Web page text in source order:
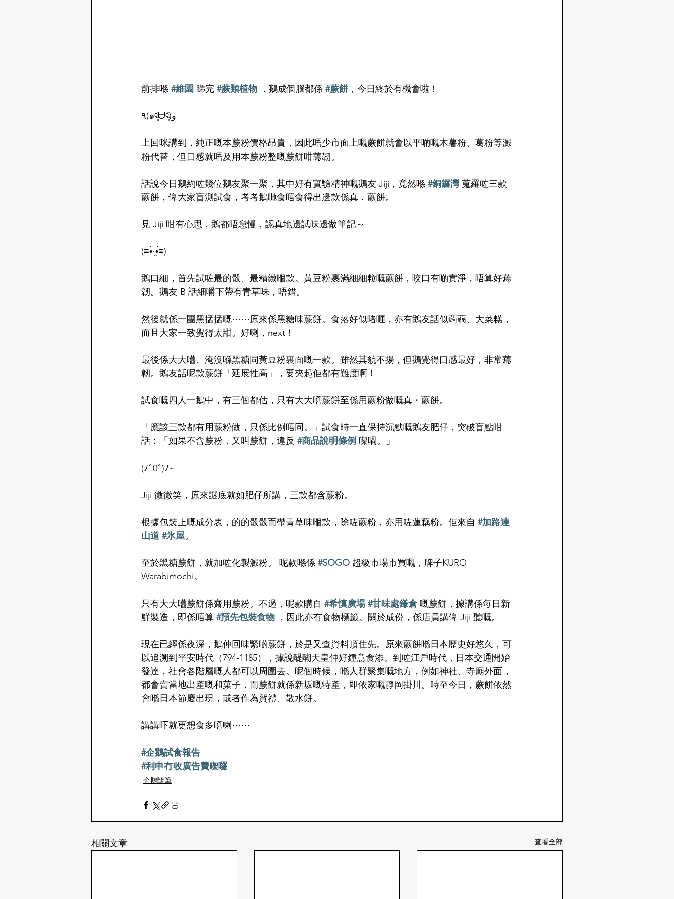
前排喺 #維園 睇完 #蕨類植物 ，鵝成個腦都係 #蕨餅 ，今日終於有機會啦！
٩(๑ᵒ̴̶͈᷄ᗨᵒ̴̶͈᷅)و
上回咪講到，純正嘅本蕨粉價格昂貴，因此唔少市面上嘅蕨餅就會以平啲嘅木薯粉、葛粉等澱
粉代替，但口感就唔及用本蕨粉整嘅蕨餅咁蔫韌。
話說今日鵝約咗幾位鵝友聚一聚，其中好有實驗精神嘅鵝友 Jiji，竟然喺 #銅鑼灣 蒐羅咗三款
蕨餅，俾大家盲測試食，考考鵝哋食唔食得出邊款係真．蕨餅。
見 Jiji 咁有心思，鵝都唔怠慢，認真地邊試味邊做筆記～
(≡•̀·̯•́≡)
鵝口細，首先試咗最的骰、最精緻嗰款。黃豆粉裹滿細細粒嘅蕨餅，咬口有啲實淨，唔算好蔫
韌。鵝友 B 話細嚼下帶有青草味，唔錯。
然後就係一團黑掹掹嘅⋯⋯原來係黑糖味蕨餅。食落好似啫喱，亦有鵝友話似蒟蒻、大菜糕，
而且大家一致覺得太甜。好喇，next！
最後係大大嚿、淹沒喺黑糖同黃豆粉裏面嘅一款。雖然其貌不揚，但鵝覺得口感最好，非常蔫
韌。鵝友話呢款蕨餅「延展性高」，要夾起佢都有難度啊！
試食嘅四人一鵝中，有三個都估，只有大大嚿蕨餅至係用蕨粉做嘅真・蕨餅。
「應該三款都有用蕨粉做，只係比例唔同。」試食時一直保持沉默嘅鵝友肥仔，突破盲點咁
話：「如果不含蕨粉，又叫蕨餅，違反 #商品說明條例 㗎喎。」
(ﾉﾟ0ﾟ)ﾉ~
Jiji 微微笑，原來謎底就如肥仔所講，三款都含蕨粉。
根據包裝上嘅成分表，的的骰骰而帶青草味嗰款，除咗蕨粉，亦用咗蓮藕粉。佢來自 #加路連
山道 #氷屋。
至於黑糖蕨餅，就加咗化製澱粉。 呢款喺係 #SOGO 超級市場市買嘅，牌子KURO
Warabimochi。
只有大大嚿蕨餅係齋用蕨粉。不過，呢款購自 #希慎廣場 #甘味處鎌倉 嘅蕨餅，據講係每日新
鮮製造，即係唔算 #預先包裝食物 ，因此亦冇食物標籤。關於成份，係店員講俾 Jiji 聽嘅。
現在已經係夜深，鵝仲回味緊啲蕨餅，於是又查資料頂住先。原來蕨餅喺日本歷史好悠久，可
以追溯到平安時代（794-1185），據說醍醐天皇仲好鍾意食添。到咗江戶時代，日本交通開始
發達，社會各階層嘅人都可以周圍去。呢個時候，喺人群聚集嘅地方，例如神社、寺廟外面，
都會賣當地出產嘅和菓子，而蕨餅就係新坂嘅特產，即依家嘅靜岡掛川。時至今日，蕨餅依然
會喺日本節慶出現，或者作為賀禮、散水餅。
講講吓就更想食多嚿喇⋯⋯
#企鵝試食報告
#利申冇收廣告費㗎囉
企鵝隨筆
相關文章 查看全部